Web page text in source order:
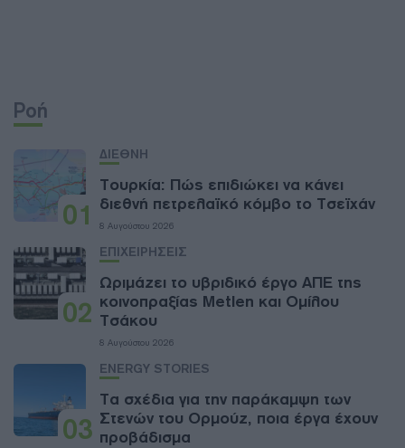
Ροή
01
ΔΙΕΘΝΗ
Τουρκία: Πώς επιδιώκει να κάνει
διεθνή πετρελαϊκό κόμβο το Τσεϊχάν
8 Αυγούστου 2026
02
ΕΠΙΧΕΙΡΗΣΕΙΣ
Ωριμάζει το υβριδικό έργο ΑΠΕ της
κοινοπραξίας Metlen και Ομίλου
Τσάκου
8 Αυγούστου 2026
03
ENERGY STORIES
Τα σχέδια για την παράκαμψη των
Στενών του Ορμούζ, ποια έργα έχουν
προβάδισμα